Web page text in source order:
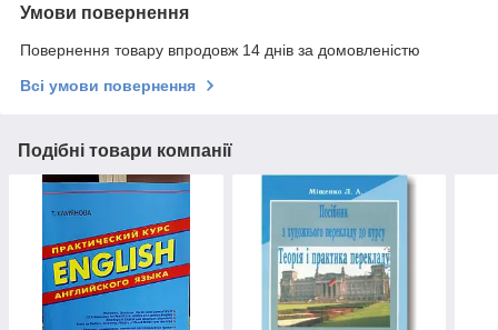
Умови повернення
Повернення товару впродовж 14 днів за домовленістю
Всі умови повернення
Подібні товари компанії